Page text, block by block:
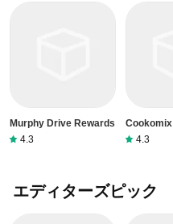
Murphy Drive Rewards
4.3
Cookomix
4.3
エディターズピック